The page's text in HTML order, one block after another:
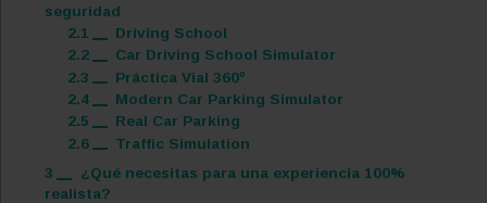
seguridad
2.1
Driving School
2.2
Car Driving School Simulator
2.3
Práctica Vial 360º
2.4
Modern Car Parking Simulator
2.5
Real Car Parking
2.6
Traffic Simulation
3
¿Qué necesitas para una experiencia 100%
realista?